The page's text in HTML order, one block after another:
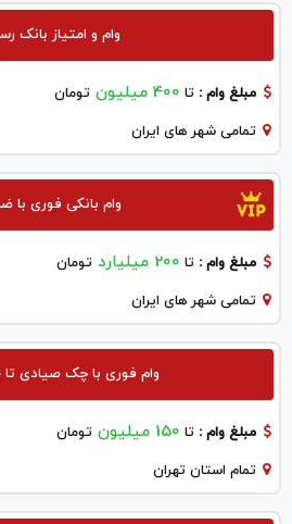
وام و امتیاز بانک
مبلغ وام : تا 400 میلیون تومان
تمامی شهر های ایران
وام بانکی فوری با
مبلغ وام : تا 200 میلیارد تومان
تمامی شهر های ایران
وام فوری با چک صیادی تا 150 ملیون
مبلغ وام : تا 150 میلیون تومان
تمام استان تهران